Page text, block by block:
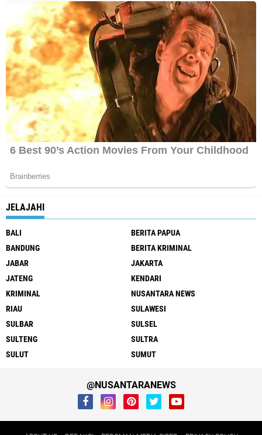
JELAJAHI
BALI
BERITA PAPUA
BANDUNG
BERITA KRIMINAL
JABAR
JAKARTA
JATENG
KENDARI
KRIMINAL
NUSANTARA NEWS
RIAU
SULAWESI
SULBAR
SULSEL
SULTENG
SULTRA
SULUT
SUMUT
@NUSANTARANEWS